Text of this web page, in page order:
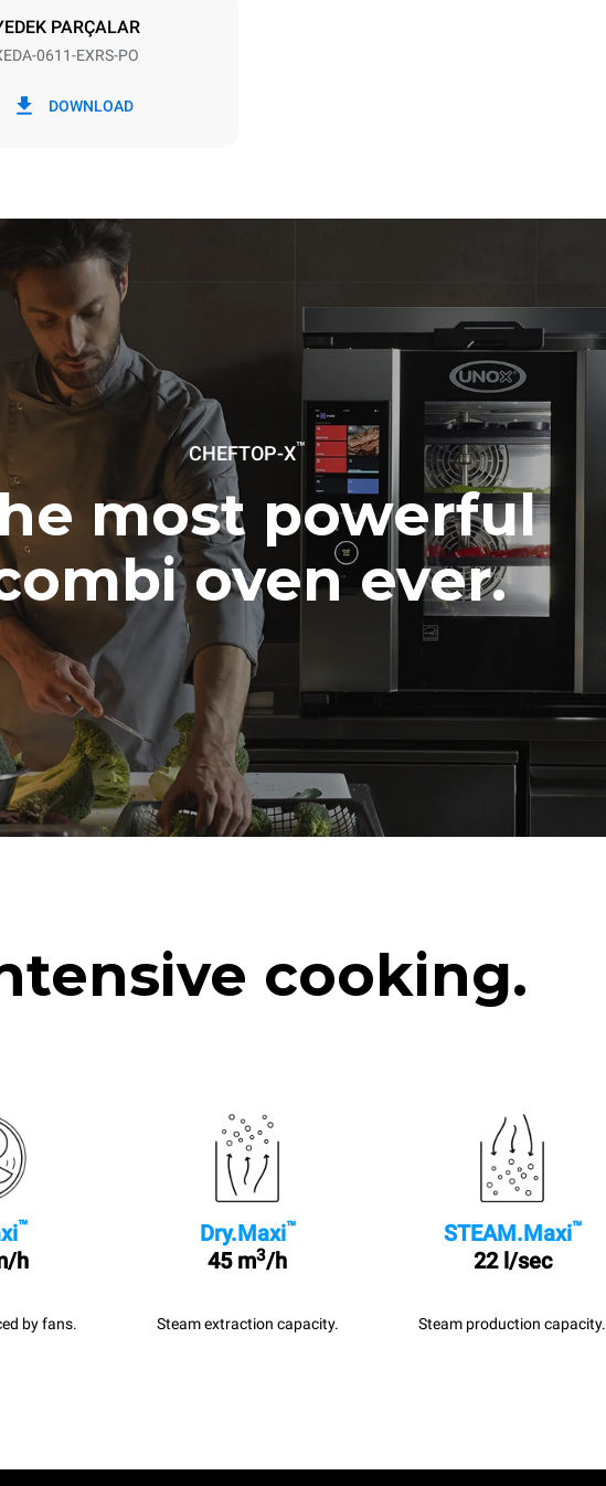
programı kullanımı varsayımıyla
(yılda 42 hafta):
programı
programı
PARÇALAR
0611-EXRS-PO
DOWNLOAD
CHEFTOP-X™
most powerful
oven ever.
cooking.
™
h
by fans.
Dry.Maxi™
45 m3/h
Steam extraction capacity.
STEAM.Maxi™
22 l/sec
Steam production capacity.